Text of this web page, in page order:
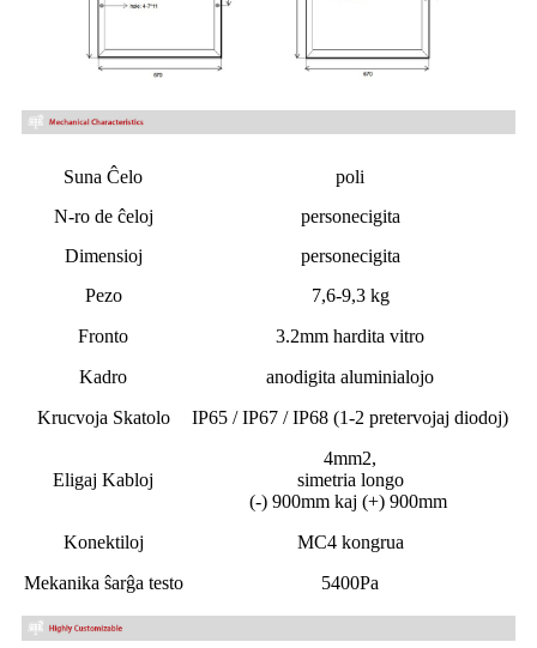
Suna Ĉelo
poli
N-ro de ĉeloj
personecigita
Dimensioj
personecigita
Pezo
7,6-9,3 kg
Fronto
3.2mm hardita vitro
Kadro
anodigita aluminialojo
Krucvoja Skatolo
IP65 / IP67 / IP68 (1-2 pretervojaj diodoj)
Eligaj Kabloj
4mm2,
simetria longo
(-) 900mm kaj (+) 900mm
Konektiloj
MC4 kongrua
Mekanika ŝarĝa testo
5400Pa